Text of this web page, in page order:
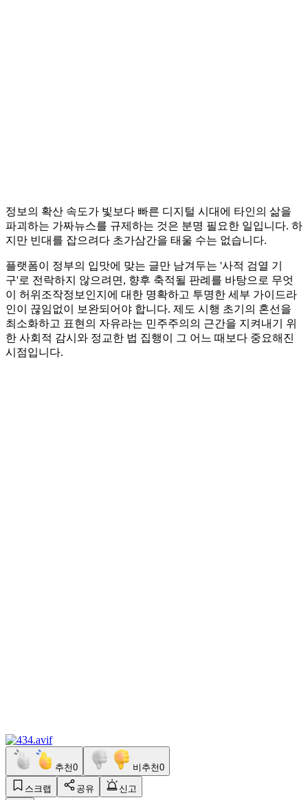
정보의 확산 속도가 빛보다 빠른 디지털 시대에 타인의 삶을
파괴하는 가짜뉴스를 규제하는 것은 분명 필요한 일입니다. 하
지만 빈대를 잡으려다 초가삼간을 태울 수는 없습니다.
플랫폼이 정부의 입맛에 맞는 글만 남겨두는 '사적 검열 기
구'로 전락하지 않으려면, 향후 축적될 판례를 바탕으로 무엇
이 허위조작정보인지에 대한 명확하고 투명한 세부 가이드라
인이 끊임없이 보완되어야 합니다. 제도 시행 초기의 혼선을
최소화하고 표현의 자유라는 민주주의의 근간을 지켜내기 위
한 사회적 감시와 정교한 법 집행이 그 어느 때보다 중요해진
시점입니다.
추천0 비추천0
스크랩 공유
신고